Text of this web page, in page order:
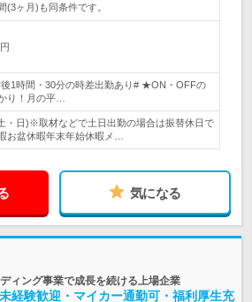
(3ヶ月)も同条件です。
1時間・30分の時差出勤あり# ★ON・OFFの
り！月の平…
・日)※取材などで土日出勤の場合は振替休日で
お盆休暇年末年始休暇メ…
気になる
ィング事業で成長を続ける上場企業
経験歓迎・マイカー通勤可・福利厚生充